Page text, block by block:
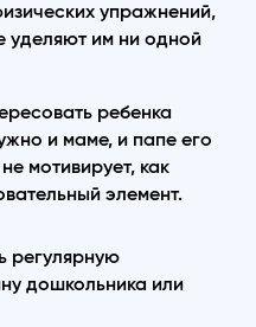
упражнений,
уделяют им ни одной
ребенка
и маме, и папе его
мотивирует, как
элемент.
регулярную
дошкольника или